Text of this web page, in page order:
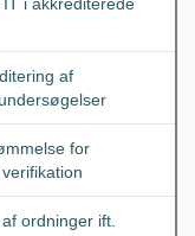
af
for
ordninger ift.